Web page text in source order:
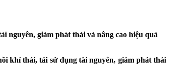
nguyên, giảm phát thải và nâng cao hiệu quả
khí thải, tái sử dụng tài nguyên, giảm phát thải